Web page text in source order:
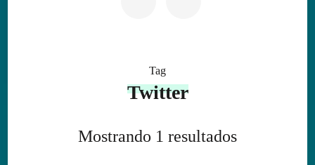
Tag
Twitter
Mostrando 1 resultados